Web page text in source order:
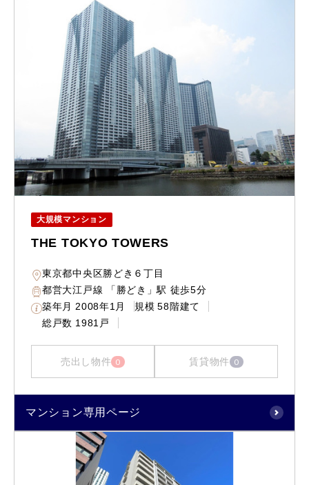
大規模マンション
THE TOKYO TOWERS
東京都中央区勝どき６丁目
都営大江戸線 「勝どき」駅 徒歩5分
築年月 2008年1月 規模 58階建て
総戸数 1981戸
売出し物件 0 賃貸物件 0
マンション専用ページ